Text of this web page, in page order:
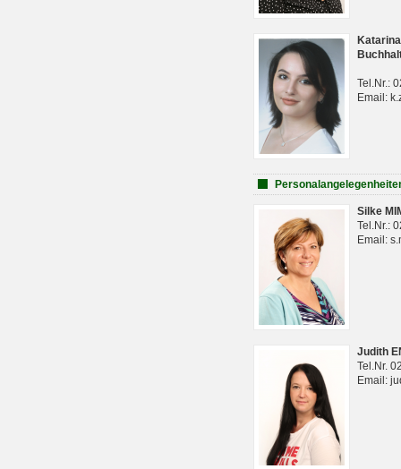
Tel.Nr.:
Email:
Silke
Tel.Nr.:
Email:
Judith
Tel.Nr.
Email: